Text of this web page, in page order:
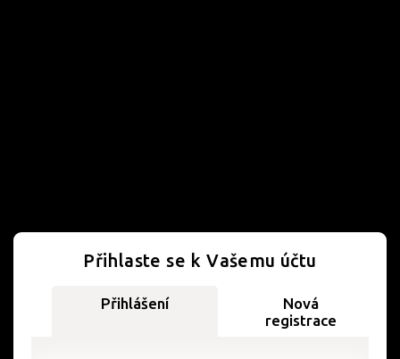
Přihlaste se k Vašemu účtu
Přihlášení
Nová
registrace